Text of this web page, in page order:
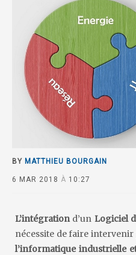
BY MATTHIEU BOURGAIN
6 MAR 2018 À 10:27
L’intégrationd’un Logiciel
nécessite de faire intervenir
l’informatique industrielle